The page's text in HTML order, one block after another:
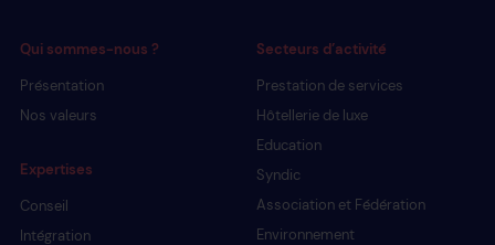
Qui sommes-nous ?
Présentation
Nos valeurs
Expertises
Conseil
Intégration
Secteurs d’activité
Prestation de services
Hôtellerie de luxe
Education
Syndic
Association et Fédération
Environnement